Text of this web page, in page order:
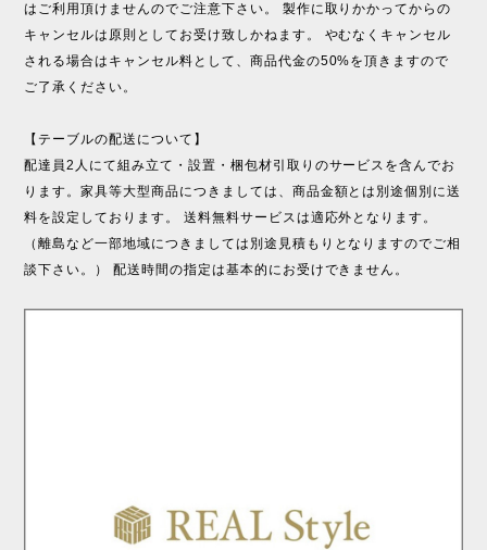
はご利用頂けませんのでご注意下さい。 製作に取りかかってからの
キャンセルは原則としてお受け致しかねます。 やむなくキャンセル
される場合はキャンセル料として、商品代金の50%を頂きますので
ご了承ください。
【テーブルの配送について】
配達員2人にて組み立て・設置・梱包材引取りのサービスを含んでお
ります。家具等大型商品につきましては、商品金額とは別途個別に送
料を設定しております。 送料無料サービスは適応外となります。
（離島など一部地域につきましては別途見積もりとなりますのでご相
談下さい。） 配送時間の指定は基本的にお受けできません。